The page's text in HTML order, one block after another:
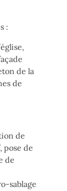
:
de la
de
de
pose de
de
sablage